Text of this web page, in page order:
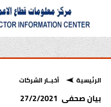
الرئيسية أخبــار الشركات
بيان صحفى 27/2/2021